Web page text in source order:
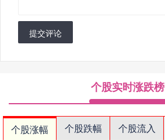
提交评论
个股实时涨跌榜
个股涨幅 个股跌幅 个股流入